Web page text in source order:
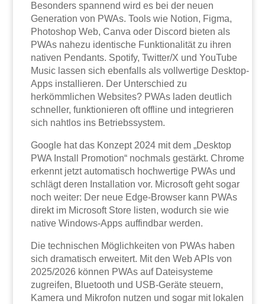
Besonders spannend wird es bei der neuen
Generation von PWAs. Tools wie Notion, Figma,
Photoshop Web, Canva oder Discord bieten als
PWAs nahezu identische Funktionalität zu ihren
nativen Pendants. Spotify, Twitter/X und YouTube
Music lassen sich ebenfalls als vollwertige Desktop-
Apps installieren. Der Unterschied zu
herkömmlichen Websites? PWAs laden deutlich
schneller, funktionieren oft offline und integrieren
sich nahtlos ins Betriebssystem.
Google hat das Konzept 2024 mit dem „Desktop
PWA Install Promotion“ nochmals gestärkt. Chrome
erkennt jetzt automatisch hochwertige PWAs und
schlägt deren Installation vor. Microsoft geht sogar
noch weiter: Der neue Edge-Browser kann PWAs
direkt im Microsoft Store listen, wodurch sie wie
native Windows-Apps auffindbar werden.
Die technischen Möglichkeiten von PWAs haben
sich dramatisch erweitert. Mit den Web APIs von
2025/2026 können PWAs auf Dateisysteme
zugreifen, Bluetooth und USB-Geräte steuern,
Kamera und Mikrofon nutzen und sogar mit lokalen